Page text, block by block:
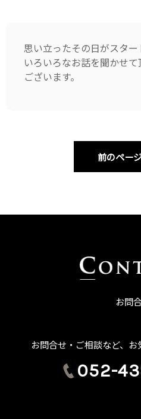
思い立ったその日がスター
いろいろなお話を聞かせ
ございます。
前のペー
お問
お問合せ・ご相談など、お
052-